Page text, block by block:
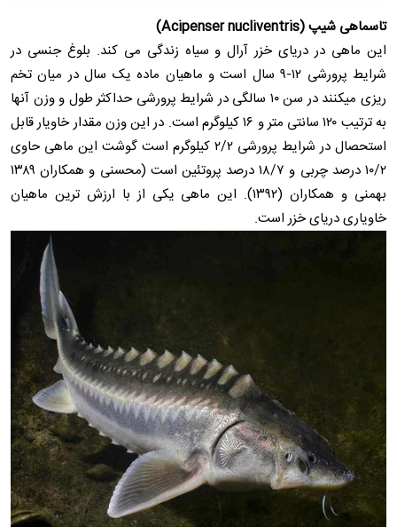
تاسماهی شیپ (Acipenser nucliventris)
این ماهی در دریای خزر آرال و سیاه زندگی می کند. بلوغ جنسی در
شرایط پرورشی ۱۲-۹ سال است و ماهیان ماده یک سال در میان تخم
ریزی میکنند در سن ۱۰ سالگی در شرایط پرورشی حداکثر طول و وزن آنها
به ترتیب ۱۲۰ سانتی متر و ۱۶ کیلوگرم است. در این وزن مقدار خاویار قابل
استحصال در شرایط پرورشی ۲/۲ کیلوگرم است گوشت این ماهی حاوی
۱۰/۲ درصد چربی و ۱۸/۷ درصد پروتئین است (محسنی و همکاران ۱۳۸۹
بهمنی و همکاران (۱۳۹۲). این ماهی یکی از با ارزش ترین ماهیان
خاویاری دریای خزر است.